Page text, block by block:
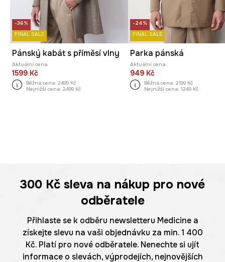
-36%
FINAL SALE
Pánský kabát s příměsí vlny
Aktuální cena:
1599 Kč
Běžná cena: 2499 Kč
Nejnižší cena: 2499 Kč
-24%
FINAL SALE
Parka pánská
Aktuální cena:
949 Kč
Běžná cena: 2199 Kč
Nejnižší cena: 1249 Kč
300 Kč sleva na nákup pro nové
odběratele
Přihlaste se k odběru newsletteru Medicine a
získejte slevu na vaši objednávku za min. 1 400
Kč. Platí pro nové odběratele. Nenechte si ujít
informace o slevách, výprodejích, nejnovějších